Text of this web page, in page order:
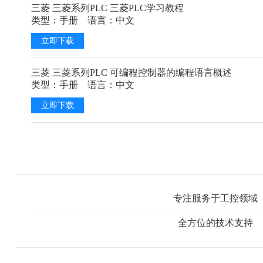
三菱 三菱系列PLC 三菱PLC学习教程
类型：手册 语言：中文
立即下载
三菱 三菱系列PLC 可编程控制器的编程语言概述
类型：手册 语言：中文
立即下载
专注服务于工控领域
全方位的技术支持